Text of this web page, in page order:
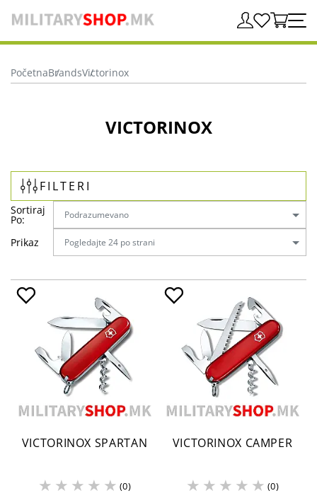
PočetnaBrandsVictorinox
VICTORINOX
FILTERI
Sortiraj
Po:
Prikaz
VICTORINOX SPARTAN
(0)
VICTORINOX CAMPER
(0)